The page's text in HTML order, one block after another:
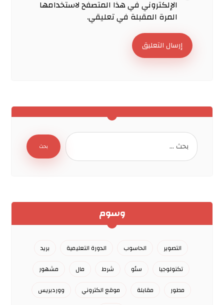
الإلكتروني في هذا المتصفح لاستخدامها
المرة المقبلة في تعليقي.
وسوم
التصوير الحاسوب الدورة التعليمية
بريد
تكنولوجيا
سئو شرط مال
مشهور
مطور
مقابلة موقع الكتروني
ووردبريس